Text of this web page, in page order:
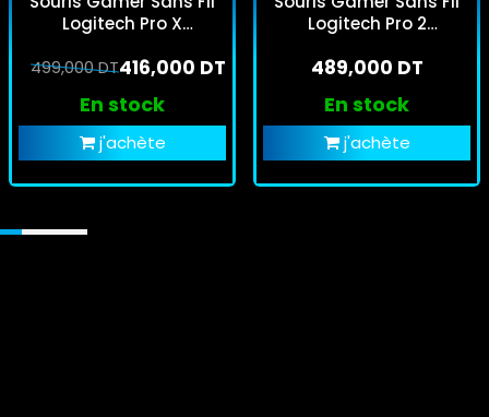
Logitech Pro X
416,000 DT
499,000 DT
En stock
j'achète
Logitech Pro 2
489,000 DT
En stock
j'achète